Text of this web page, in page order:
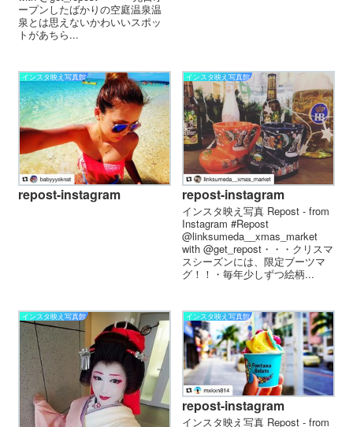
ープンしたばかりの空庭温泉️温
泉とは思えないかわいいスポッ
トがあちら...
インスタ映え写真館
repost-instagram
インスタ映え写真館
repost-instagram
インスタ映え写真 Repost - from
Instagram #Repost
@linksumeda__xmas_market
with @get_repost・・・クリスマ
スシーズンには、限定ブーツマ
グ！！・毎年少しずつ絵柄...
インスタ映え写真館 インスタ映え写真館
repost-instagram
インスタ映え写真 Repost - from